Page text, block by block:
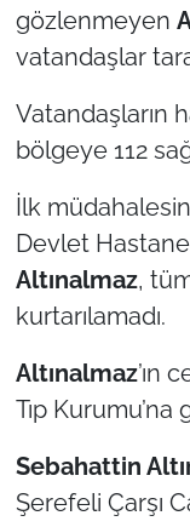
gözlenmeyen
vatandaşlar
Vatandaşların
bölgeye 112
İlk
Devlet
Altınalmaz,
kurtarılamadı.
Altınalmaz’ın
Tıp Kurumu’na
Sebahattin
Şerefeli Çarşı
ÇANAKKALE
Bölge
Güvenlik
Genel
Flaş Haber
Dış